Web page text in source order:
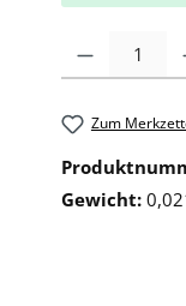
Zum
Gewicht: